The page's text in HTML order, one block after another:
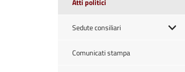
Atti politici
Sedute consiliari
Comunicati stampa